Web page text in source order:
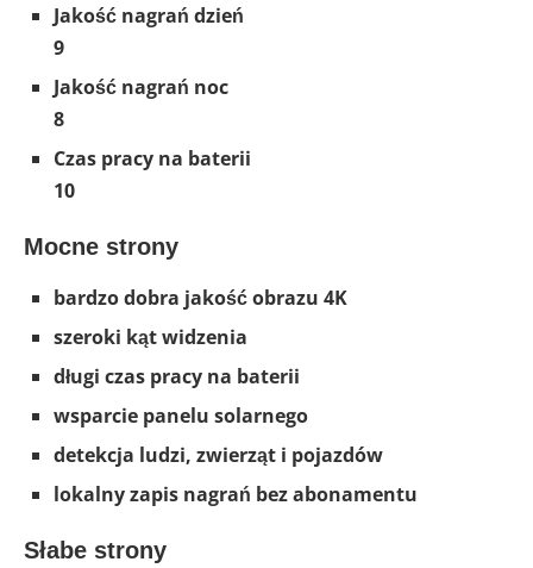
Jakość nagrań dzień
9
Jakość nagrań noc
8
Czas pracy na baterii
10
Mocne strony
bardzo dobra jakość obrazu 4K
szeroki kąt widzenia
długi czas pracy na baterii
wsparcie panelu solarnego
detekcja ludzi, zwierząt i pojazdów
lokalny zapis nagrań bez abonamentu
Słabe strony